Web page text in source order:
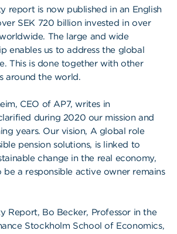
report is now published in an English
SEK 720 billion invested in over
The large and wide
enables us to address the global
This is done together with other
around the world.
CEO of AP7, writes in
during 2020 our mission and
years. Our vision, A global role
pension solutions, is linked to
change in the real economy,
a responsible active owner remains
Report, Bo Becker, Professor in the
Stockholm School of Economics,